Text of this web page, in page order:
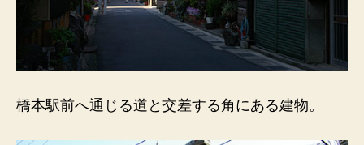
び
橋本駅前へ通じる道と交差する角にある建物。